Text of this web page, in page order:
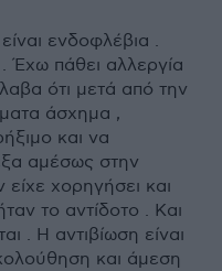
ενδοφλέβια .
Έχω πάθει αλλεργία
ότι μετά από την
άσχημα ,
και να
αμέσως στην
χορηγήσει και
το αντίδοτο . Και
. Η αντιβίωση είναι
και άμεση